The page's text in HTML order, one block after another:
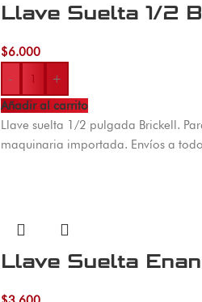
Llave Suelta 1/2
$6.000
-
+
Añadir al carrito
Llave suelta 1/2 pulgada Brickell.
maquinaria importada. Envíos a
Llave Suelta